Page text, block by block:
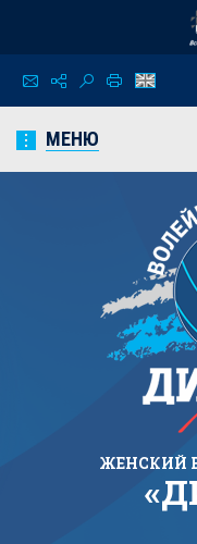
МЕНЮ
ЖЕНСКИЙ